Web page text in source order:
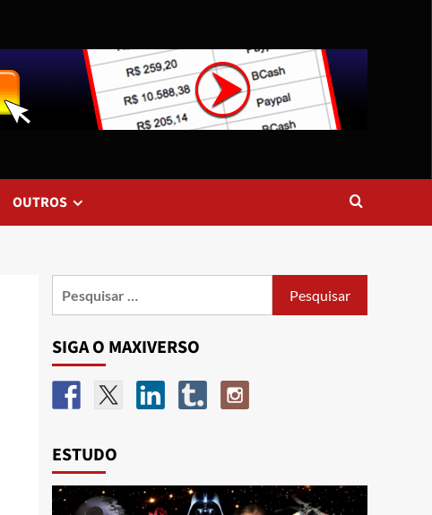
OUTROS
SIGA O MAXIVERSO
ESTUDO